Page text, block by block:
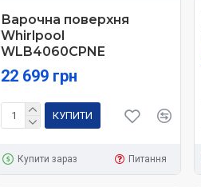
Варочна поверхня
Whirlpool
WLB4060CPNE
22 699 грн
КУПИТИ
Купити зараз Питання